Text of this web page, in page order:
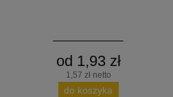
od 1,93 zł
1,57 zł netto
do koszyka